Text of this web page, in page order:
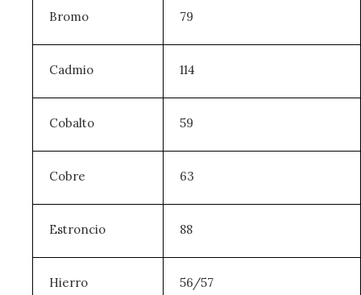
Bromo 79
Cadmio 114
Cobalto 59
Cobre 63
Estroncio 88
Hierro 56/57